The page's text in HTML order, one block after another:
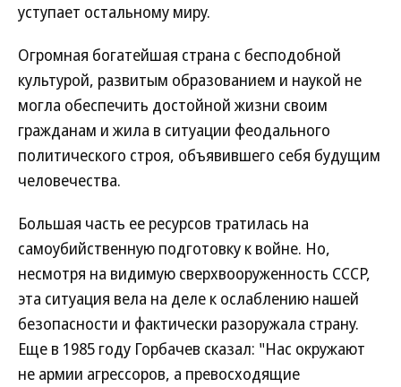
уступает остальному миру.
Огромная богатейшая страна с бесподобной
культурой, развитым образованием и наукой не
могла обеспечить достойной жизни своим
гражданам и жила в ситуации феодального
политического строя, объявившего себя будущим
человечества.
Большая часть ее ресурсов тратилась на
самоубийственную подготовку к войне. Но,
несмотря на видимую сверхвооруженность СССР,
эта ситуация вела на деле к ослаблению нашей
безопасности и фактически разоружала страну.
Еще в 1985 году Горбачев сказал: "Нас окружают
не армии агрессоров, а превосходящие